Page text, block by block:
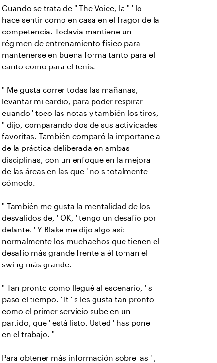
Cuando se trata de " The Voice, la " ' lo
hace sentir como en casa en el fragor de la
competencia. Todavía mantiene un
régimen de entrenamiento físico para
mantenerse en buena forma tanto para el
canto como para el tenis.
" Me gusta correr todas las mañanas,
levantar mi cardio, para poder respirar
cuando ' toco las notas y también los tiros,
" dijo, comparando dos de sus actividades
favoritas. También comparó la importancia
de la práctica deliberada en ambas
disciplinas, con un enfoque en la mejora
de las áreas en las que ' no s totalmente
cómodo.
" También me gusta la mentalidad de los
desvalidos de, ' OK, ' tengo un desafío por
delante. ' Y Blake me dijo algo así:
normalmente los muchachos que tienen el
desafío más grande frente a él toman el
swing más grande.
" Tan pronto como llegué al escenario, ' s '
pasó el tiempo. ' It ' s les gusta tan pronto
como el primer servicio sube en un
partido, que ' está listo. Usted ' has pone
en el trabajo. "
Para obtener más información sobre las ' ,